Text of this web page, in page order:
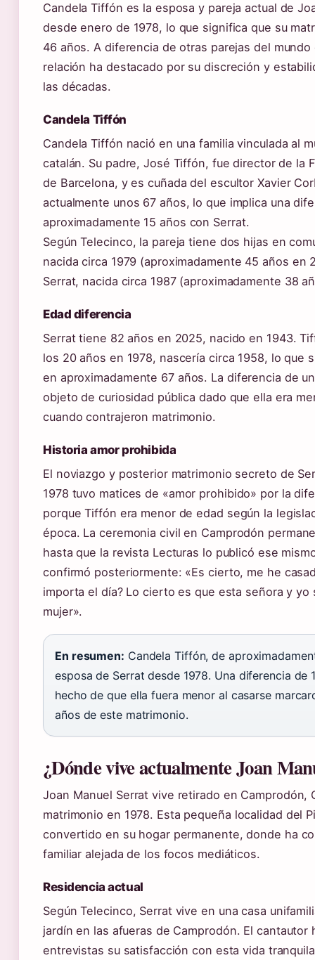
Candela Tiffón es la esposa y pareja actual de
desde enero de 1978, lo que significa que su
46 años. A diferencia de otras parejas del
relación ha destacado por su discreción y
las décadas.
Candela Tiffón
Candela Tiffón nació en una familia vinculada al
catalán. Su padre, José Tiffón, fue director de la
de Barcelona, y es cuñada del escultor Xavier
actualmente unos 67 años, lo que implica una
aproximadamente 15 años con Serrat.
Según Telecinco, la pareja tiene dos hijas en
nacida circa 1979 (aproximadamente 45 años en
Serrat, nacida circa 1987 (aproximadamente 38
Edad diferencia
Serrat tiene 82 años en 2025, nacido en 1943.
los 20 años en 1978, nascería circa 1958, lo que
en aproximadamente 67 años. La diferencia de
objeto de curiosidad pública dado que ella era
cuando contrajeron matrimonio.
Historia amor prohibida
El noviazgo y posterior matrimonio secreto de
1978 tuvo matices de «amor prohibido» por la
porque Tiffón era menor de edad según la
época. La ceremonia civil en Camprodón
hasta que la revista Lecturas lo publicó ese
confirmó posteriormente: «Es cierto, me he
importa el día? Lo cierto es que esta señora y yo
mujer».
En resumen: Candela Tiffón, de
esposa de Serrat desde 1978. Una diferencia de
hecho de que ella fuera menor al casarse
años de este matrimonio.
¿Dónde vive actualmente Joan
Joan Manuel Serrat vive retirado en Camprodón,
matrimonio en 1978. Esta pequeña localidad del
convertido en su hogar permanente, donde ha
familiar alejada de los focos mediáticos.
Residencia actual
Según Telecinco, Serrat vive en una casa
jardín en las afueras de Camprodón. El cantautor
entrevistas su satisfacción con esta vida